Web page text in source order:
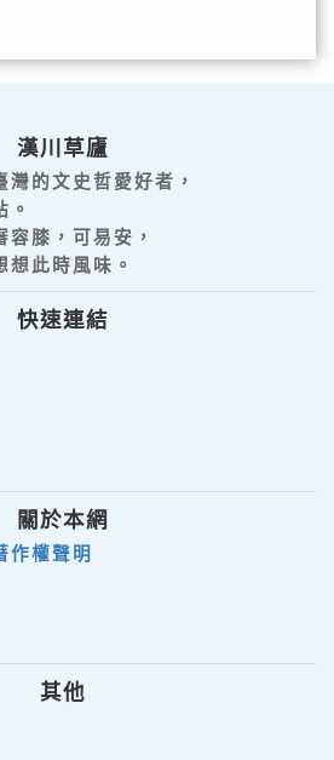
漢川草廬
的文史哲愛好者，
膝，可易安，
想此時風味。
快速連結
關於本網
作權聲明
其他